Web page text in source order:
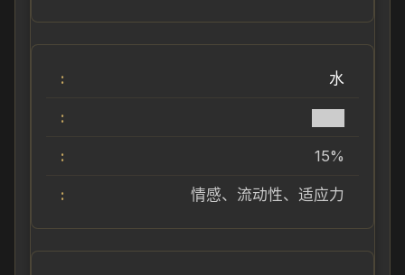
水
15%
情感、流动性、适应力